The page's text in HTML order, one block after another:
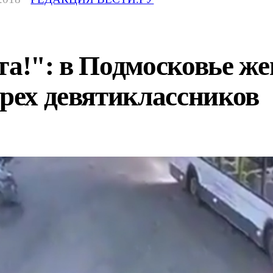
в Подмосковье
девятиклассников